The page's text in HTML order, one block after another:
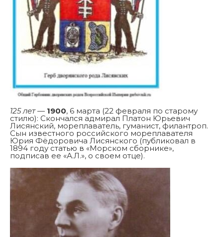
125 лет— 1900, 6 марта (22 февраля по старому
стилю): Скончался адмирал Платон Юрьевич
Лисянский, мореплаватель, гуманист, филантроп.
Сын известного российского мореплавателя
Юрия Фёдоровича Лисянского (публиковал в
1894 году статью в «Морском сборнике»,
подписав ее «А.Л.», о своем отце).